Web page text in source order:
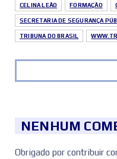
CELINA LEÃO FORMAÇÃO
SECRETARIA DE SEGURANÇA
TRIBUNA DO BRASIL
NENHUM
Obrigado por contribuir